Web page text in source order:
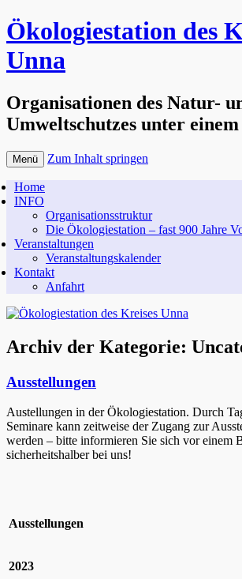
Ökologiestation des
Unna
Organisationen des Natur-
Umweltschutzes unter
Menü Zum Inhalt springen
Home
INFO
Organisationsstruktur
Die Ökologiestation – fast 900 Jahre
Veranstaltungen
Veranstaltungskalender
Kontakt
Anfahrt
Archiv der Kategorie:
Ausstellungen
Austellungen in der Ökologiestation. Durch
Seminare kann zeitweise der Zugang zur
werden – bitte informieren Sie sich vor einem
sicherheitshalber bei uns!
Ausstellungen
2023